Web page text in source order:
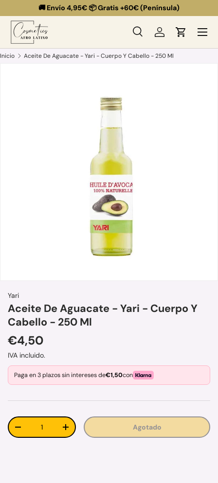
Ir al contenido
🚚 Envío 4,95€ 📦 Gratis +60€ (Península)
Buscar
Buscar
BuscarIniciar sesión
Carrito
Menú
Inicio Aceite De Aguacate - Yari - Cuerpo Y Cabello - 250 Ml
Yari
Aceite De Aguacate - Yari - Cuerpo Y
Cabello - 250 Ml
Precio normal
€4,50
IVA incluido.
Paga en 3 plazos sin intereses de€1,50con
Cant.
Disminuir cantidadAumentar la cantidadAgotado